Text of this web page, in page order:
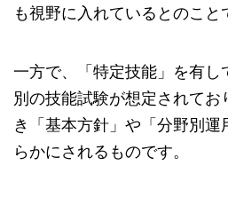
も視野に入れているとのこと
一方で、「特定技能」を有し
別の技能試験が想定されて
き「基本方針」や「分野別運
らかにされるものです。